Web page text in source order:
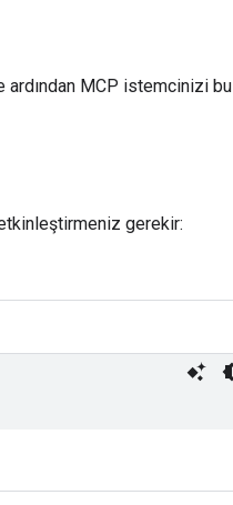
ardından MCP istemcinizi bu
gerekir: